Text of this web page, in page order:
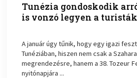
Tunézia gondoskodik
is vonzó legyen a
A január úgy tűnik, hogy egy igazi
Tunéziában, hiszen nem csak a
megrendezésre, hanem a 38. Tozeur
nyitónapjára ...